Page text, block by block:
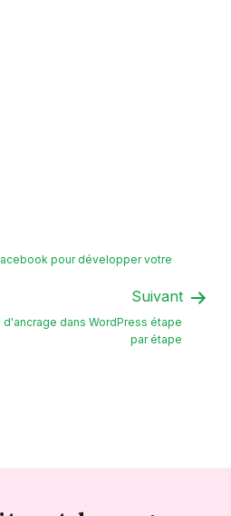
pour développer votre
Suivant
dans WordPress étape
par étape